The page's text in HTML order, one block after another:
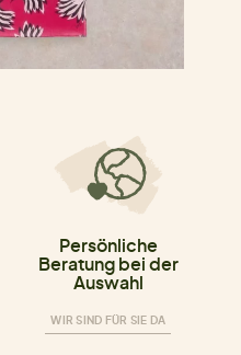
Persönliche
Beratung bei der
Auswahl
WIR SIND FÜR SIE DA